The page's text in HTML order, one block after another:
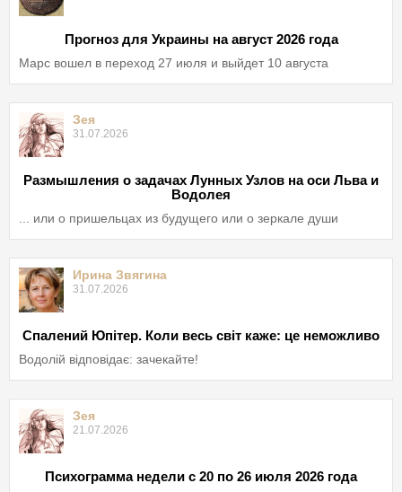
Прогноз для Украины на август 2026 года
Марс вошел в переход 27 июля и выйдет 10 августа
Зея
31.07.2026
Размышления о задачах Лунных Узлов на оси Льва и
Водолея
... или о пришельцах из будущего или о зеркале души
Ирина Звягина
31.07.2026
Спалений Юпітер. Коли весь світ каже: це неможливо
Водолій відповідає: зачекайте!
Зея
21.07.2026
Психограмма недели с 20 по 26 июля 2026 года